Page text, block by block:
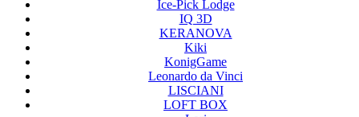
Ice-Pick Lodge
IQ 3D
KERANOVA
Kiki
KonigGame
Leonardo da Vinci
LISCIANI
LOFT BOX